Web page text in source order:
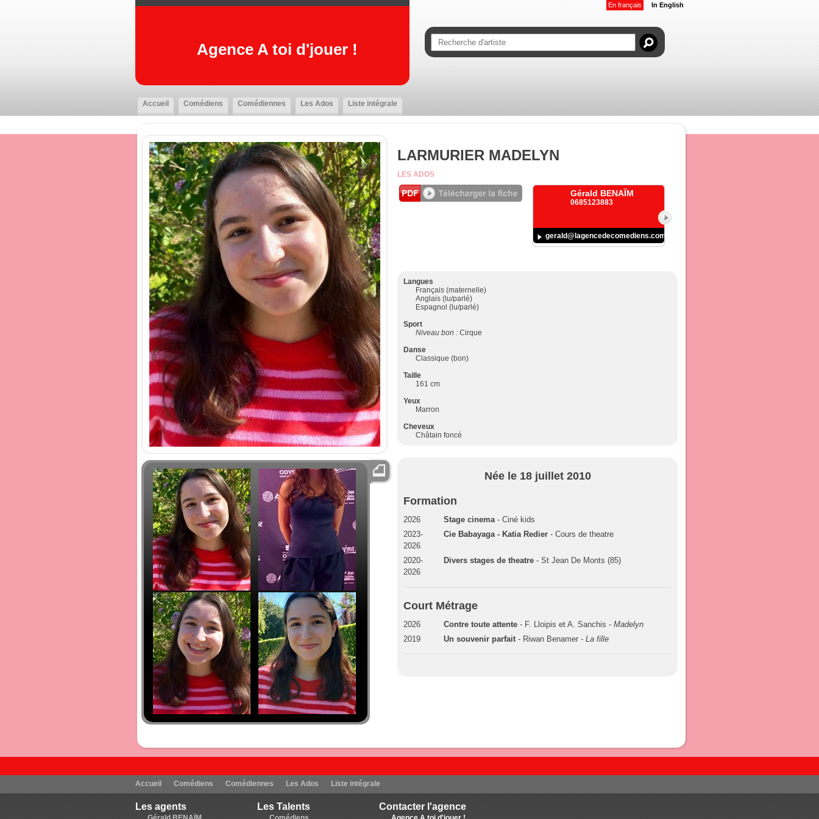
Agence A toi d'jouer !
En français In English
Accueil Comédiens Comédiennes Les Ados Liste intégrale
LARMURIER MADELYN
LES ADOS
Gérald BENAÏM
0685123883
gerald@lagencedecomediens.com
Langues
Français (maternelle)
Anglais (lu/parlé)
Espagnol (lu/parlé)
Sport
Niveau bon : Cirque
Danse
Classique (bon)
Taille
161 cm
Yeux
Marron
Cheveux
Châtain foncé
Née le 18 juillet 2010
Formation
2026 Stage cinema- Ciné kids
2023-
2026
Cie Babayaga - Katia Redier - Cours de theatre
2020-
2026
Divers stages de theatre - St Jean De Monts (85)
Court Métrage
2026 Contre toute attente - F. Lloipis et A. Sanchis -Madelyn
2019
Un souvenir parfait- Riwan Benamer -La fille
Accueil Comédiens Comédiennes Les Ados Liste intégrale
Les agents Les Talents Contacter l'agence